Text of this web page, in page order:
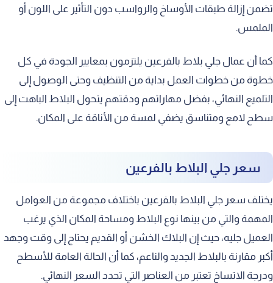
تضمن إزالة طبقات الأوساخ والرواسب دون التأثير على اللون أو
الملمس.
كما أن عمال جلي بلاط بالفرعين يلتزمون بمعايير الجودة في كل
خطوة من خطوات العمل بداية من التنظيف وحتى الوصول إلى
التلميع النهائي، بفضل مهاراتهم ودقتهم يتحول البلاط الباهت إلى
سطح لامع ومتناسق يضفي لمسة من الأناقة على المكان.
سعر جلي البلاط بالفرعين
يختلف سعر جلي البلاط بالفرعين باختلاف مجموعة من العوامل
المهمة والتي من بينها نوع البلاط ومساحة المكان الذي يرغب
العميل جليه، حيث إن البلاك الخشن أو القديم يحتاج إلى وقت وجهد
أكبر مقارنة بالبلاط الجديد والناعم، كما أن الحالة العامة للأسطح
ودرجة الاتساخ تعتبر من العناصر التي تحدد السعر النهائي.